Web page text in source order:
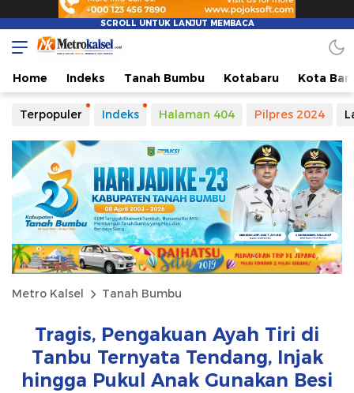
Home Indeks Tanah Bumbu Kotabaru Kota
Terpopuler Indeks Halaman 404 Pilpres 2024
Metro Kalsel Tanah Bumbu
Tragis, Pengakuan Ayah Tiri di
Tanbu Ternyata Tendang, Injak
hingga Pukul Anak Gunakan Besi